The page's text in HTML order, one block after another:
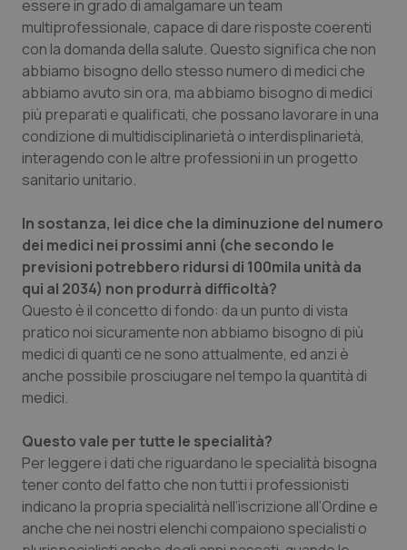
Quotidiano Oncologia
Quotidiano Pediatria
Rene & patologie urogenitali
Salute orale & impianti
Tiroide
Tumore al seno
Tumore ovarico
Tumori del Polmone & Testa Collo
Tumori gastrointestinali
Ulcera & Reflusso
Vaccini
essere in grado di amalgamare un team
multiprofessionale, capace di dare risposte coerenti
con la domanda della salute. Questo significa che non
abbiamo bisogno dello stesso numero di medici che
abbiamo avuto sin ora, ma abbiamo bisogno di medici
più preparati e qualificati, che possano lavorare in una
condizione di multidisciplinarietà o interdisplinarietà,
interagendo con le altre professioni in un progetto
sanitario unitario.
In sostanza, lei dice che la diminuzione del numero
dei medici nei prossimi anni (che secondo le
previsioni potrebbero ridursi di 100mila unità da
qui al 2034) non produrrà difficoltà?
Questo è il concetto di fondo: da un punto di vista
pratico noi sicuramente non abbiamo bisogno di più
medici di quanti ce ne sono attualmente, ed anzi è
anche possibile prosciugare nel tempo la quantità di
medici.
Questo vale per tutte le specialità?
Per leggere i dati che riguardano le specialità bisogna
tener conto del fatto che non tutti i professionisti
indicano la propria specialità nell’iscrizione all’Ordine e
anche che nei nostri elenchi compaiono specialisti o